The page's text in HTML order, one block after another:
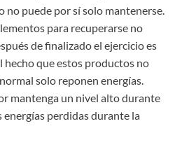
no puede por sí solo mantenerse.
para recuperarse no
de finalizado el ejercicio es
hecho que estos productos no
solo reponen energías.
mantenga un nivel alto durante
energías perdidas durante la